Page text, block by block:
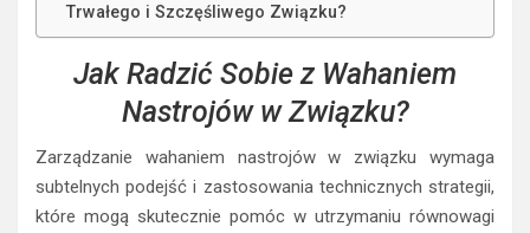
Trwałego i Szczęśliwego Związku?
Jak Radzić Sobie z Wahaniem
Nastrojów w Związku?
Zarządzanie wahaniem nastrojów w związku wymaga
subtelnych podejść i zastosowania technicznych strategii,
które mogą skutecznie pomóc w utrzymaniu równowagi